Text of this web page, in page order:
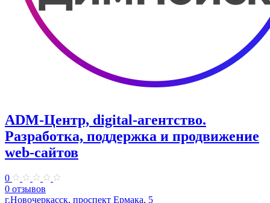
ADM-Центр, digital-агентство.
Разработка, поддержка и продвижение
web-сайтов
0
0 отзывов
г.Новочеркасск, проспект Ермака, 5